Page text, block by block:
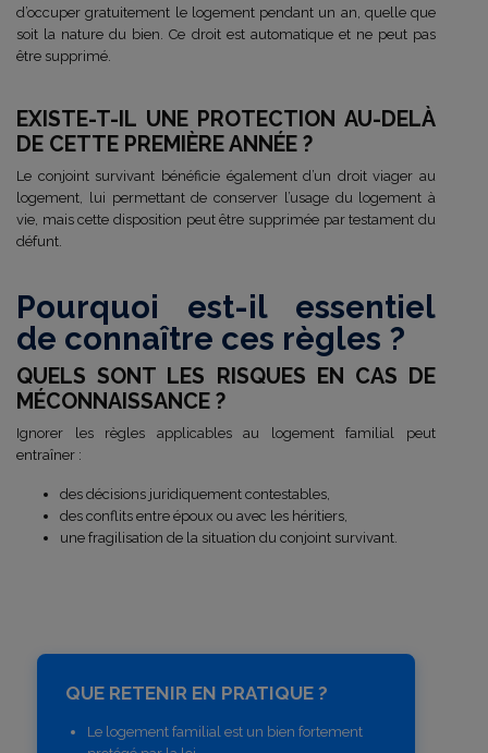
d’occuper gratuitement le logement pendant un an, quelle que
soit la nature du bien. Ce droit est automatique et ne peut pas
être supprimé.
EXISTE-T-IL UNE PROTECTION AU-DELÀ
DE CETTE PREMIÈRE ANNÉE ?
Le conjoint survivant bénéficie également d’un droit viager au
logement, lui permettant de conserver l’usage du logement à
vie, mais cette disposition peut être supprimée par testament du
défunt.
Pourquoi est-il essentiel
de connaître ces règles ?
QUELS SONT LES RISQUES EN CAS DE
MÉCONNAISSANCE ?
Ignorer les règles applicables au logement familial peut
entraîner :
des décisions juridiquement contestables,
des conflits entre époux ou avec les héritiers,
une fragilisation de la situation du conjoint survivant.
QUE RETENIR EN PRATIQUE ?
Le logement familial est un bien fortement